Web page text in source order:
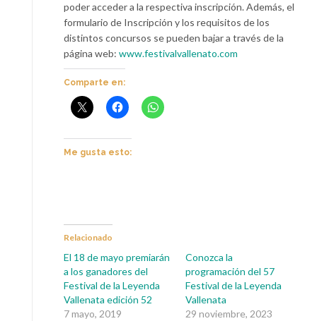
poder acceder a la respectiva inscripción. Además, el
formulario de Inscripción y los requisitos de los
distintos concursos se pueden bajar a través de la
página web: www.festivalvallenato.com
Comparte en:
Me gusta esto:
Relacionado
El 18 de mayo premiarán
a los ganadores del
Festival de la Leyenda
Vallenata edición 52
7 mayo, 2019
Conozca la
programación del 57
Festival de la Leyenda
Vallenata
29 noviembre, 2023